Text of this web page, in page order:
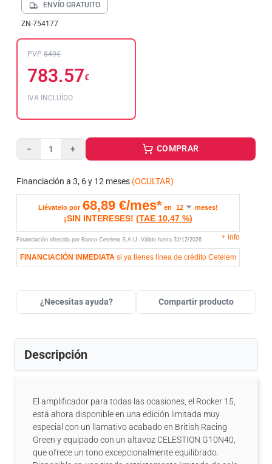
ENVÍO GRATUITO
ZN-754177
PVP 849€
783.57€
IVA INCLUÍDO
− + COMPRAR
Financiación a 3, 6 y 12 meses (OCULTAR)
Llévatelo por 68,89 €/mes* en meses!
¡SIN INTERESES! (TAE 10,47 %)
Financiación ofrecida por Banco Cetelem S.A.U. Válido hasta 31/12/2026 + info
FINANCIACIÓN INMEDIATA si ya tienes línea de crédito Cetelem
¿Necesitas ayuda? Compartir producto
Descripción
El amplificador para todas las ocasiones, el Rocker 15,
está ahora disponible en una edición limitada muy
especial con un llamativo acabado en British Racing
Green y equipado con un altavoz CELESTION G10N40,
que ofrece un tono excepcionalmente equilibrado.